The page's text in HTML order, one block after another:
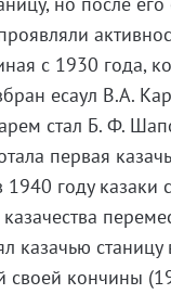
с 1930 года,
есаул В.А.
стал Б. Ф.
первая
году казаки
казачью
своей кончины